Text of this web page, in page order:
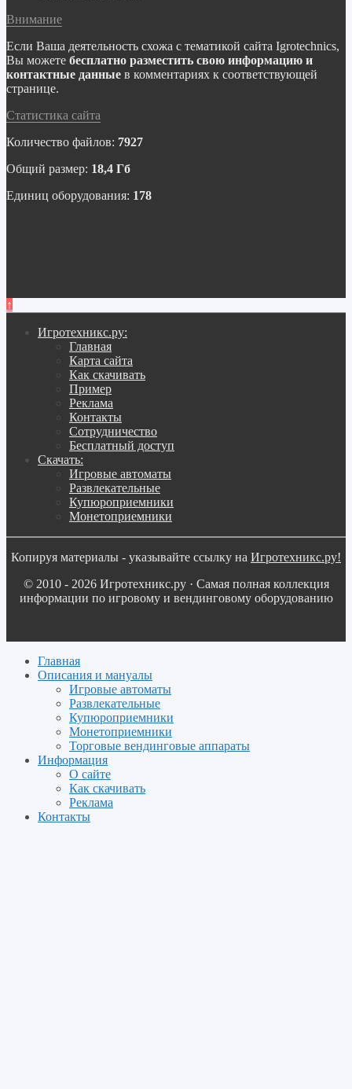
Внимание
Если Ваша деятельность схожа с тематикой сайта Igrotechnics,
Вы можете бесплатно разместить свою информацию и
контактные данные в комментариях к соответствующей
странице.
Статистика сайта
Количество файлов: 7927
Общий размер: 18,4 Гб
Единиц оборудования: 178
↑
Игротехникс.ру:
Главная
Карта сайта
Как скачивать
Пример
Реклама
Контакты
Сотрудничество
Бесплатный доступ
Скачать:
Игровые автоматы
Развлекательные
Купюроприемники
Монетоприемники
Копируя материалы - указывайте ссылку на Игротехникс.ру!
© 2010 - 2026 Игротехникс.ру · Самая полная коллекция
информации по игровому и вендинговому оборудованию
Главная
Описания и мануалы
Игровые автоматы
Развлекательные
Купюроприемники
Монетоприемники
Торговые вендинговые аппараты
Информация
О сайте
Как скачивать
Реклама
Контакты